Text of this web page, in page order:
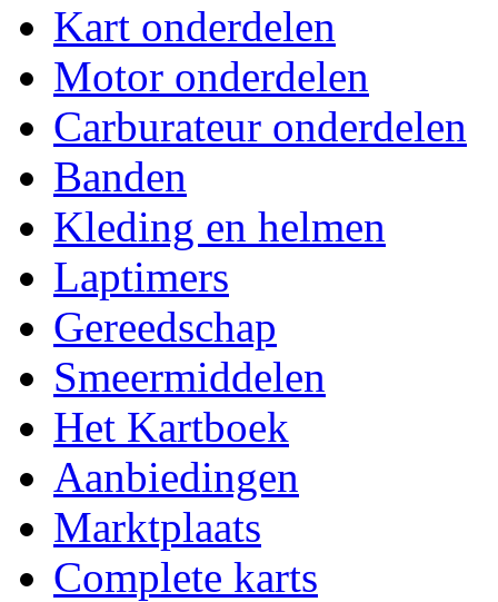
Kart onderdelen
Motor onderdelen
Carburateur onderdelen
Banden
Kleding en helmen
Laptimers
Gereedschap
Smeermiddelen
Het Kartboek
Aanbiedingen
Marktplaats
Complete karts